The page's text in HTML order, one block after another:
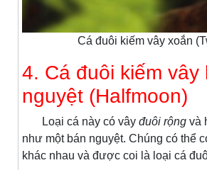
Cá đuôi kiếm vây xoắn
4. Cá đuôi kiếm vây
nguyệt (Halfmoon)
Loại cá này có vây đuôi rộng và
như một bán nguyệt. Chúng có thể
khác nhau và được coi là loại cá